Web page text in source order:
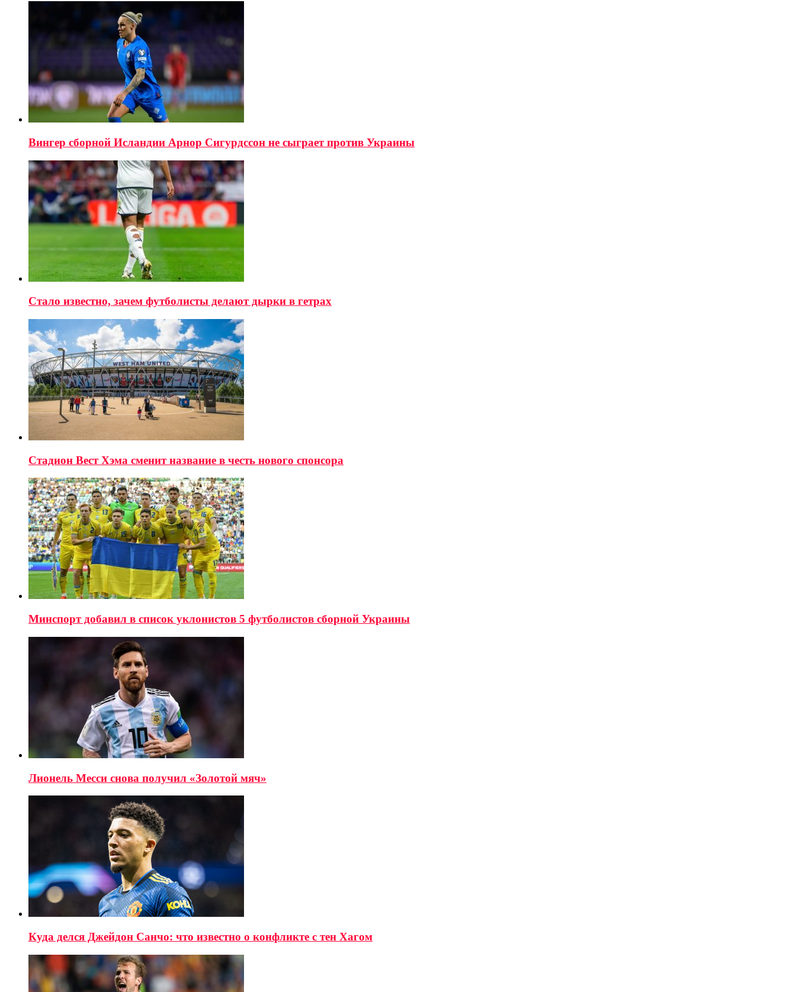
Вингер сборной Исландии Арнор Сигурдссон не сыграет против Украины
Стало известно, зачем футболисты делают дырки в гетрах
Стадион Вест Хэма сменит название в честь нового спонсора
Минспорт добавил в список уклонистов 5 футболистов сборной Украины
Лионель Месси снова получил «Золотой мяч»
Куда делся Джейдон Санчо: что известно о конфликте с тен Хагом